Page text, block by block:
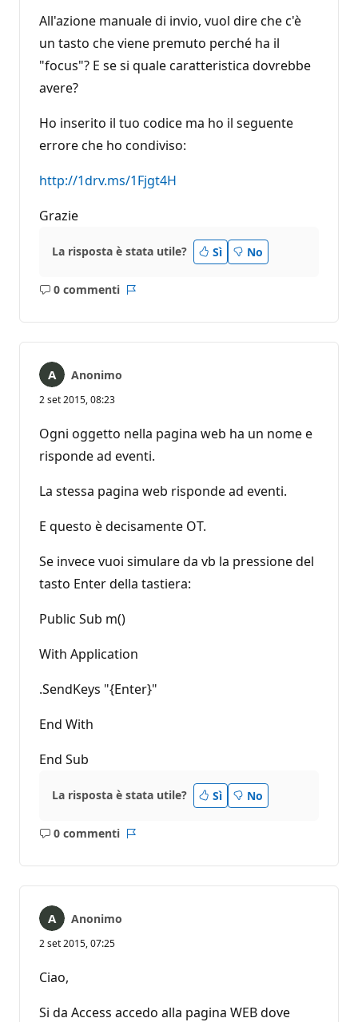
All'azione manuale di invio, vuol dire che c'è
un tasto che viene premuto perché ha il
"focus"? E se si quale caratteristica dovrebbe
avere?
Ho inserito il tuo codice ma ho il seguente
errore che ho condiviso:
http://1drv.ms/1Fjgt4H
Grazie
La risposta è stata utile? Sì No
0 commenti
Nessun
Anonimo
2 set 2015, 08:23
Ogni oggetto nella pagina web ha un nome e
risponde ad eventi.
La stessa pagina web risponde ad eventi.
E questo è decisamente OT.
Se invece vuoi simulare da vb la pressione del
tasto Enter della tastiera:
Public Sub m()
With Application
.SendKeys "{Enter}"
End With
End Sub
La risposta è stata utile? Sì No
0 commenti
Nessun
Anonimo
2 set 2015, 07:25
Ciao,
Si da Access accedo alla pagina WEB dove